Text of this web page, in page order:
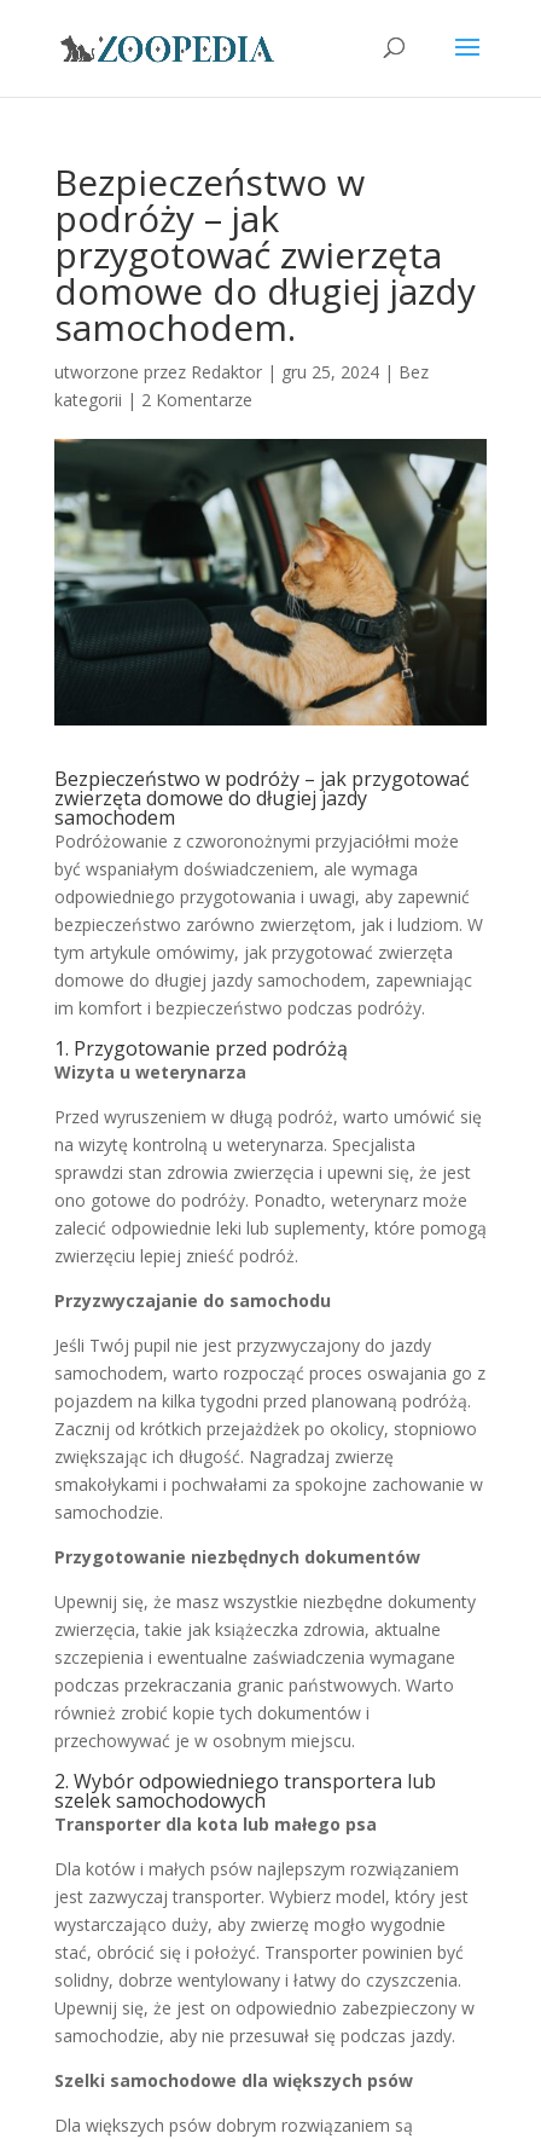
Bezpieczeństwo w
podróży – jak
przygotować zwierzęta
domowe do długiej jazdy
samochodem.
utworzone przez Redaktor| gru 25, 2024| Bez
kategorii | 2 Komentarze
Bezpieczeństwo w podróży – jak przygotować
zwierzęta domowe do długiej jazdy
samochodem
Podróżowanie z czworonożnymi przyjaciółmi może
być wspaniałym doświadczeniem, ale wymaga
odpowiedniego przygotowania i uwagi, aby zapewnić
bezpieczeństwo zarówno zwierzętom, jak i ludziom. W
tym artykule omówimy, jak przygotować zwierzęta
domowe do długiej jazdy samochodem, zapewniając
im komfort i bezpieczeństwo podczas podróży.
1. Przygotowanie przed podróżą
Wizyta u weterynarza
Przed wyruszeniem w długą podróż, warto umówić się
na wizytę kontrolną u weterynarza. Specjalista
sprawdzi stan zdrowia zwierzęcia i upewni się, że jest
ono gotowe do podróży. Ponadto, weterynarz może
zalecić odpowiednie leki lub suplementy, które pomogą
zwierzęciu lepiej znieść podróż.
Przyzwyczajanie do samochodu
Jeśli Twój pupil nie jest przyzwyczajony do jazdy
samochodem, warto rozpocząć proces oswajania go z
pojazdem na kilka tygodni przed planowaną podróżą.
Zacznij od krótkich przejażdżek po okolicy, stopniowo
zwiększając ich długość. Nagradzaj zwierzę
smakołykami i pochwałami za spokojne zachowanie w
samochodzie.
Przygotowanie niezbędnych dokumentów
Upewnij się, że masz wszystkie niezbędne dokumenty
zwierzęcia, takie jak książeczka zdrowia, aktualne
szczepienia i ewentualne zaświadczenia wymagane
podczas przekraczania granic państwowych. Warto
również zrobić kopie tych dokumentów i
przechowywać je w osobnym miejscu.
2. Wybór odpowiedniego transportera lub
szelek samochodowych
Transporter dla kota lub małego psa
Dla kotów i małych psów najlepszym rozwiązaniem
jest zazwyczaj transporter. Wybierz model, który jest
wystarczająco duży, aby zwierzę mogło wygodnie
stać, obrócić się i położyć. Transporter powinien być
solidny, dobrze wentylowany i łatwy do czyszczenia.
Upewnij się, że jest on odpowiednio zabezpieczony w
samochodzie, aby nie przesuwał się podczas jazdy.
Szelki samochodowe dla większych psów
Dla większych psów dobrym rozwiązaniem są